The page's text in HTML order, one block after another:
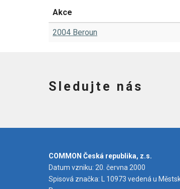
Akce
2004 Beroun
Sledujte nás
COMMON Česká republika, z.s.
Datum vzniku: 20. června 2000
Spisová značka: L 10973 vedená u